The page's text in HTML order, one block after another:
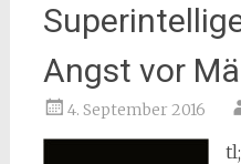
Angst vor
4. September 2016